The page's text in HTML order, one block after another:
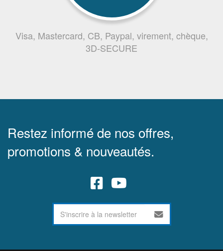
Visa, Mastercard, CB, Paypal, virement, chèque,
3D-SECURE
Restez informé de nos offres,
promotions & nouveautés.